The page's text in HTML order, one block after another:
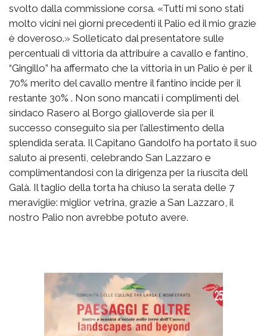
svolto dalla commissione corsa. «Tutti mi sono stati
molto vicini nei giorni precedenti il Palio ed il mio grazie
è doveroso.» Solleticato dal presentatore sulle
percentuali di vittoria da attribuire a cavallo e fantino,
“Gingillo” ha affermato che la vittoria in un Palio è per il
70% merito del cavallo mentre il fantino incide per il
restante 30% . Non sono mancati i complimenti del
sindaco Rasero al Borgo gialloverde sia per il
successo conseguito sia per l’allestimento della
splendida serata. Il Capitano Gandolfo ha portato il suo
saluto ai presenti, celebrando San Lazzaro e
complimentandosi con la dirigenza per la riuscita dell
Galà. Il taglio della torta ha chiuso la serata delle 7
meraviglie: miglior vetrina, grazie a San Lazzaro, il
nostro Palio non avrebbe potuto avere.